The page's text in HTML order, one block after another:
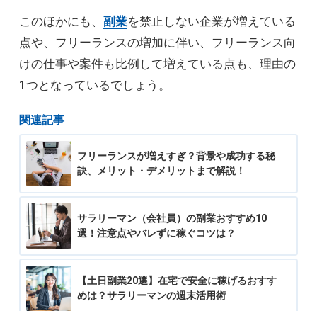
このほかにも、 副業を禁止しない企業が増えている
点や、フリーランスの増加に伴い、フリーランス向
けの仕事や案件も比例して増えている点も、理由の
1つとなっているでしょう。
関連記事
フリーランスが増えすぎ？背景や成功する秘
訣、メリット・デメリットまで解説！
サラリーマン（会社員）の副業おすすめ10
選！注意点やバレずに稼ぐコツは？
【土日副業20選】在宅で安全に稼げるおすす
めは？サラリーマンの週末活用術